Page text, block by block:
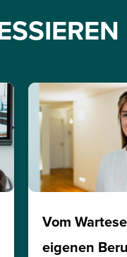
Vom
eigenen